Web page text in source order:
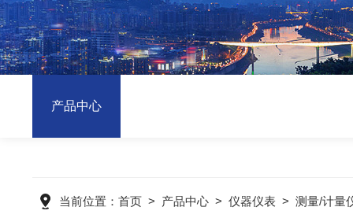
产品中心
当前位置： 首页> 产品中心> 仪器仪表> 测量/计量